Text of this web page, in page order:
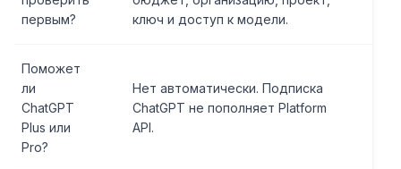
первым?
ключ и доступ к модели.
Поможет
ли
ChatGPT
Plus или
Pro?
Нет автоматически. Подписка
ChatGPT не пополняет Platform
API.